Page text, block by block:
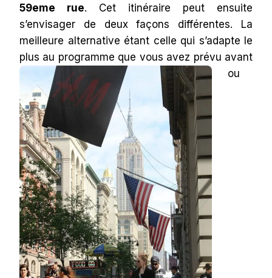
59eme rue. Cet itinéraire peut ensuite
s’envisager de deux façons différentes. La
meilleure alternative étant celle qui s’adapte le
plus au programme que vous avez prévu avant
ou